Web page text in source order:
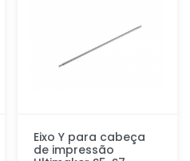
Eixo Y para cabeça
de impressão